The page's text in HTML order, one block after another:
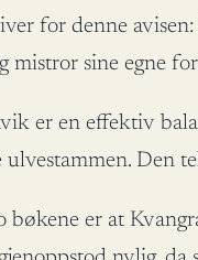
for denne
mistror sine egne
er en effektiv
ulvestammen. Den
bøkene er at